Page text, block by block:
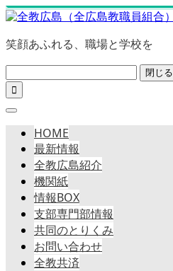
笑顔あふれる、職場と学校を
閉じる

HOME
最新情報
全教広島紹介
機関紙
情報BOX
支部専門部情報
共同のとりくみ
お問い合わせ
全教共済